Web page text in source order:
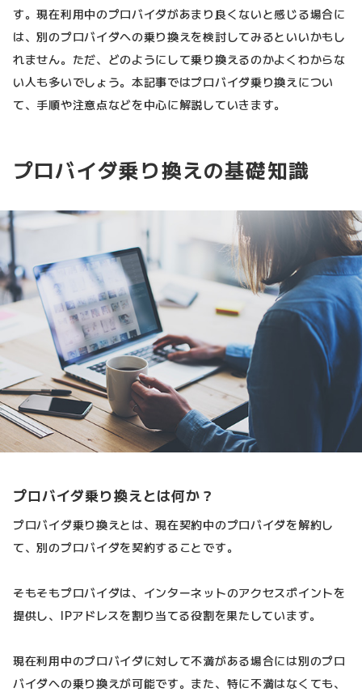
す。現在利用中のプロバイダがあまり良くないと感じる場合に
は、別のプロバイダへの乗り換えを検討してみるといいかもし
れません。ただ、どのようにして乗り換えるのかよくわからな
い人も多いでしょう。本記事ではプロバイダ乗り換えについ
て、手順や注意点などを中心に解説していきます。
プロバイダ乗り換えの基礎知識
プロバイダ乗り換えとは何か？
プロバイダ乗り換えとは、現在契約中のプロバイダを解約し
て、別のプロバイダを契約することです。
そもそもプロバイダは、インターネットのアクセスポイントを
提供し、IPアドレスを割り当てる役割を果たしています。
現在利用中のプロバイダに対して不満がある場合には別のプロ
バイダへの乗り換えが可能です。また、特に不満はなくても、